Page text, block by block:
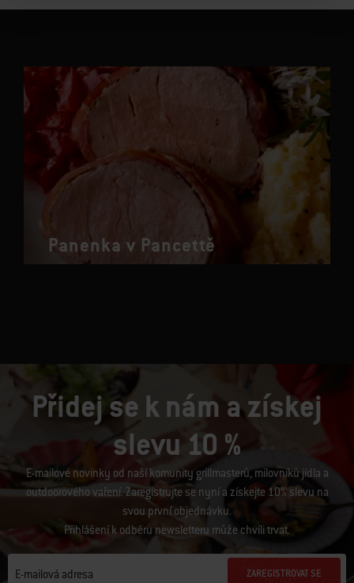
Panenka v Pancettě
Přidej se k nám a získej
slevu 10 %
E-mailové novinky od naší komunity grillmasterů, milovníků jídla a
outdoorového vaření. Zaregistrujte se nyní a získejte 10% slevu na
svou první objednávku.
Přihlášení k odběru newsletteru může chvíli trvat.
E-mailová adresa ZAREGISTROVAT SE